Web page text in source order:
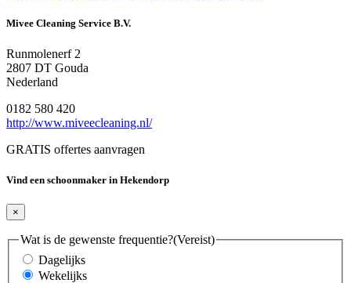
Mivee Cleaning Service B.V.
Runmolenerf 2
2807 DT Gouda
Nederland
0182 580 420
http://www.miveecleaning.nl/
GRATIS offertes aanvragen
Vind een schoonmaker in Hekendorp
×
Wat is de gewenste frequentie?(Vereist)
Dagelijks
Wekelijks